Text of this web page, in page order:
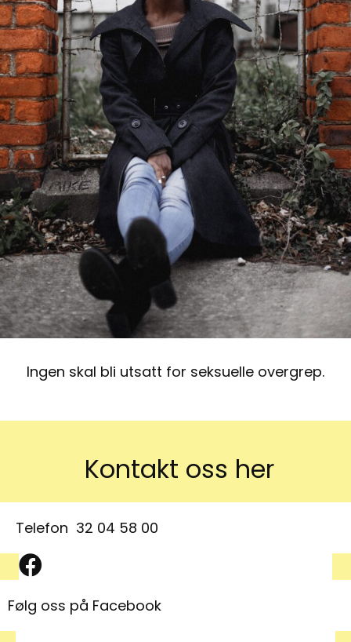
Ingen skal bli utsatt for seksuelle overgrep.
Kontakt oss her
Telefon 32 04 58 00
Facebook symbol
Følg oss på Facebook